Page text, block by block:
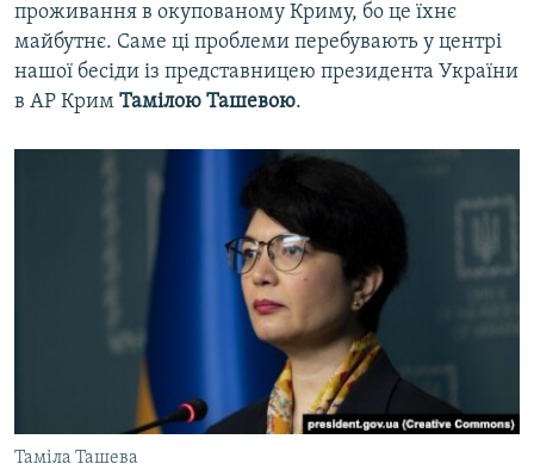
проживання в окупованому Криму, бо це їхнє
майбутнє. Саме ці проблеми перебувають у центрі
нашої бесіди із представницею президента України
в АР Крим Тамілою Ташевою.
Таміла Ташева